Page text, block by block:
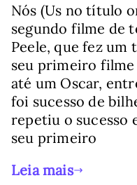
Nós (Us no título
segundo filme de
Peele, que fez um
seu primeiro filme
até um Oscar,
foi sucesso de
repetiu o sucesso
seu primeiro
Leia mais